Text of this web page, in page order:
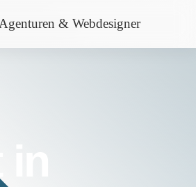
& Webdesigner